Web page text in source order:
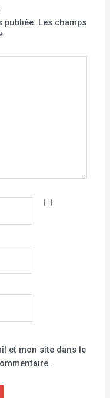
publiée. Les champs
et mon site dans le